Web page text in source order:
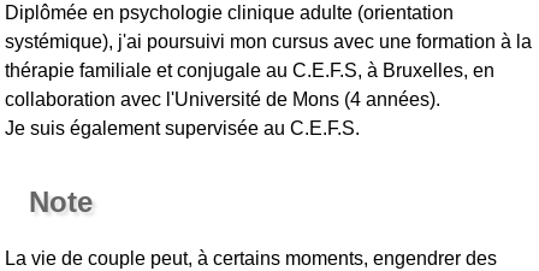
Diplômée en psychologie clinique adulte (orientation
systémique), j'ai poursuivi mon cursus avec une formation à la
thérapie familiale et conjugale au C.E.F.S, à Bruxelles, en
collaboration avec l'Université de Mons (4 années).
Je suis également supervisée au C.E.F.S.
Note
La vie de couple peut, à certains moments, engendrer des